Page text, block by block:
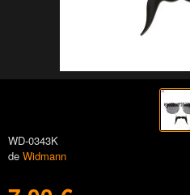
WD-0343K
de Widmann